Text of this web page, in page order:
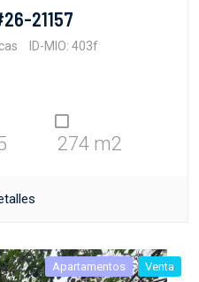
21157
ID-MIO: 403f
274 m2
Apartamentos Venta